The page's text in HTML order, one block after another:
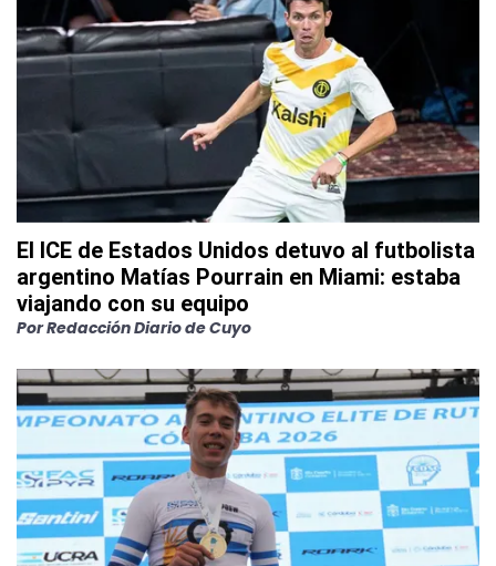
El ICE de Estados Unidos detuvo al futbolista
argentino Matías Pourrain en Miami: estaba
viajando con su equipo
PorRedacción Diario de Cuyo